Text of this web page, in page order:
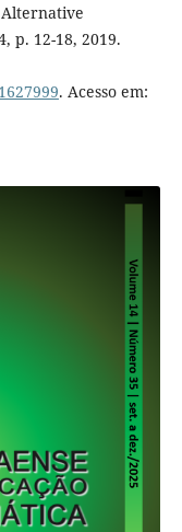
p. 12-18, 2019.
. Acesso em: